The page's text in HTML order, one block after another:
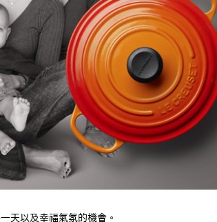
天以及幸福氣氛的機會。